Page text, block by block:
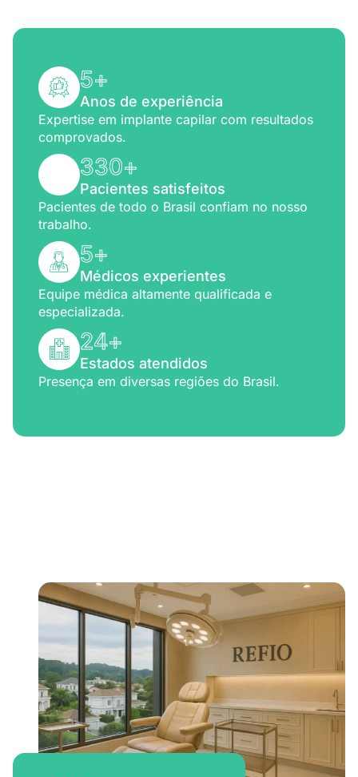
5+
Anos de experiência
Expertise em implante capilar com resultados
comprovados.
330+
Pacientes satisfeitos
Pacientes de todo o Brasil confiam no nosso
trabalho.
5+
Médicos experientes
Equipe médica altamente qualificada e
especializada.
24+
Estados atendidos
Presença em diversas regiões do Brasil.